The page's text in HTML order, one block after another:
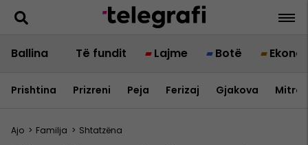
Ballina Të fundit Lajme Botë
Prishtina Prizreni Peja Ferizaj Gjakova
Ajo > Familja > Shtatzëna